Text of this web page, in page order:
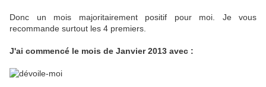
Donc un mois majoritairement positif pour moi. Je vous
recommande surtout les 4 premiers.
J'ai commencé le mois de Janvier 2013 avec :